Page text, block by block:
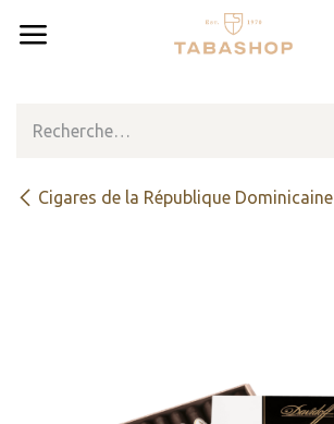
Cigares de la République Dominicaine